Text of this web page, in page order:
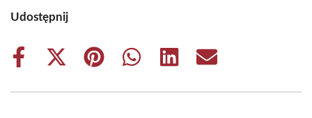
Udostępnij
Share
Share
(Twitter)
Share
Share
Share
Share